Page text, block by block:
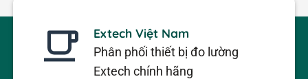
Extech Việt Nam
Phân phối thiết bị đo lường
Extech chính hãng